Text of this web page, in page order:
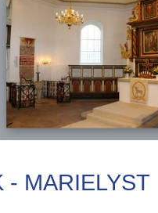
- MARIELYST